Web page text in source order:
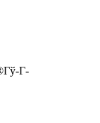
Г­